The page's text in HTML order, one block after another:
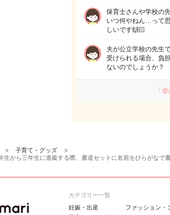
保育士さんや学校の
いつ何やねん…って
しいです🙌🏻
夫が公立学校の先生
受けられる場合、負
ないのでしょうか？
「
子育て・グッズ
生から三年生に進級する際、書道セットに名前をひらがなで
カテゴリー一覧
妊娠・出産
ファッション・